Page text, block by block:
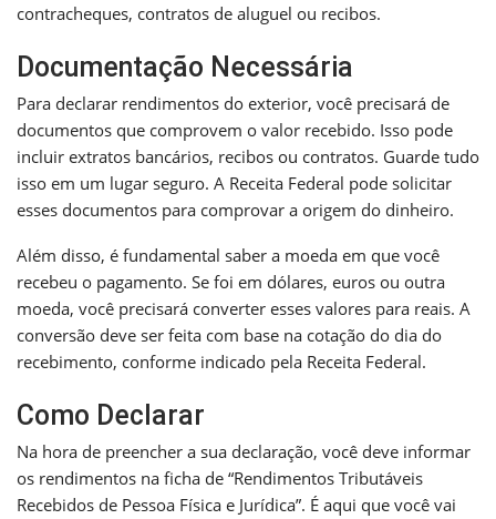
contracheques, contratos de aluguel ou recibos.
Documentação Necessária
Para declarar rendimentos do exterior, você precisará de
documentos que comprovem o valor recebido. Isso pode
incluir extratos bancários, recibos ou contratos. Guarde tudo
isso em um lugar seguro. A Receita Federal pode solicitar
esses documentos para comprovar a origem do dinheiro.
Além disso, é fundamental saber a moeda em que você
recebeu o pagamento. Se foi em dólares, euros ou outra
moeda, você precisará converter esses valores para reais. A
conversão deve ser feita com base na cotação do dia do
recebimento, conforme indicado pela Receita Federal.
Como Declarar
Na hora de preencher a sua declaração, você deve informar
os rendimentos na ficha de “Rendimentos Tributáveis
Recebidos de Pessoa Física e Jurídica”. É aqui que você vai